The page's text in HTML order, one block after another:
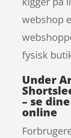
webshop
fysisk
Under
– se
online